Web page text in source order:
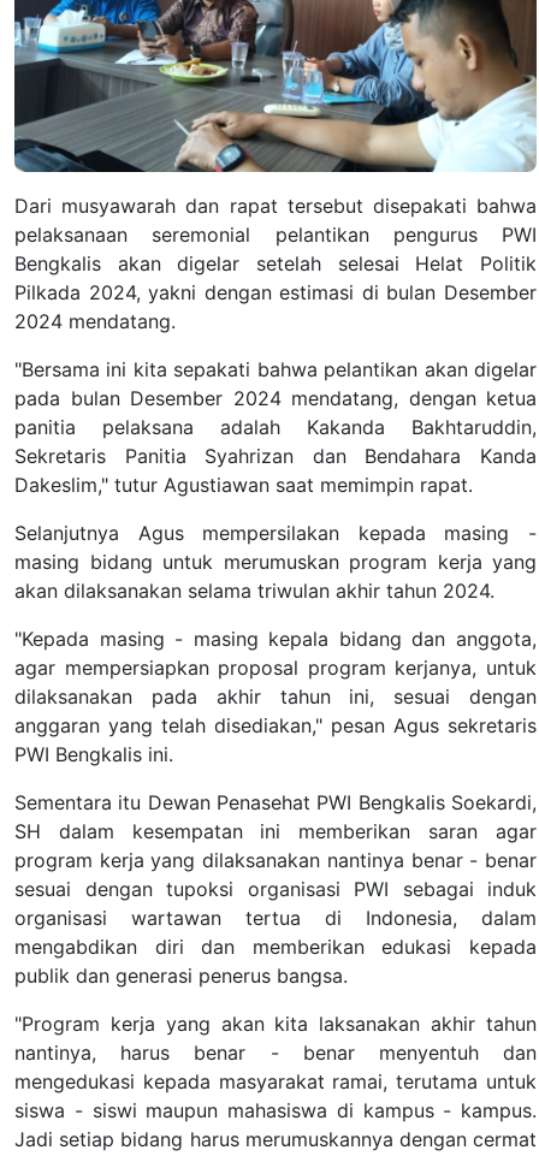
Dari musyawarah dan rapat tersebut disepakati bahwa
pelaksanaan seremonial pelantikan pengurus PWI
Bengkalis akan digelar setelah selesai Helat Politik
Pilkada 2024, yakni dengan estimasi di bulan Desember
2024 mendatang.
"Bersama ini kita sepakati bahwa pelantikan akan digelar
pada bulan Desember 2024 mendatang, dengan ketua
panitia pelaksana adalah Kakanda Bakhtaruddin,
Sekretaris Panitia Syahrizan dan Bendahara Kanda
Dakeslim," tutur Agustiawan saat memimpin rapat.
Selanjutnya Agus mempersilakan kepada masing -
masing bidang untuk merumuskan program kerja yang
akan dilaksanakan selama triwulan akhir tahun 2024.
"Kepada masing - masing kepala bidang dan anggota,
agar mempersiapkan proposal program kerjanya, untuk
dilaksanakan pada akhir tahun ini, sesuai dengan
anggaran yang telah disediakan," pesan Agus sekretaris
PWI Bengkalis ini.
Sementara itu Dewan Penasehat PWI Bengkalis Soekardi,
SH dalam kesempatan ini memberikan saran agar
program kerja yang dilaksanakan nantinya benar - benar
sesuai dengan tupoksi organisasi PWI sebagai induk
organisasi wartawan tertua di Indonesia, dalam
mengabdikan diri dan memberikan edukasi kepada
publik dan generasi penerus bangsa.
"Program kerja yang akan kita laksanakan akhir tahun
nantinya, harus benar - benar menyentuh dan
mengedukasi kepada masyarakat ramai, terutama untuk
siswa - siswi maupun mahasiswa di kampus - kampus.
Jadi setiap bidang harus merumuskannya dengan cermat